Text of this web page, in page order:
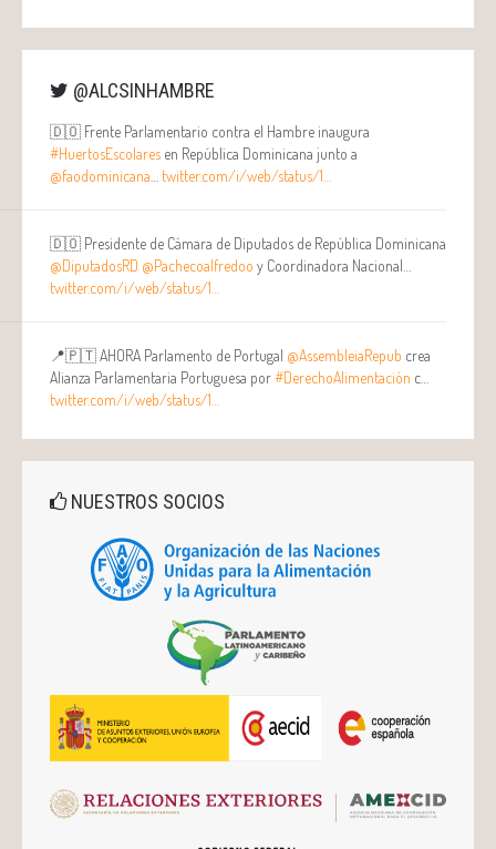
@ALCSINHAMBRE
🇩🇴 Frente Parlamentario contra el Hambre inaugura
#HuertosEscolares en República Dominicana junto a
@faodominicana… twitter.com/i/web/status/1…
🇩🇴 Presidente de Cámara de Diputados de República Dominicana
@DiputadosRD @Pachecoalfredoo y Coordinadora Nacional…
twitter.com/i/web/status/1…
📍🇵🇹 AHORA Parlamento de Portugal @AssembleiaRepub crea
Alianza Parlamentaria Portuguesa por#DerechoAlimentación c…
twitter.com/i/web/status/1…
NUESTROS SOCIOS